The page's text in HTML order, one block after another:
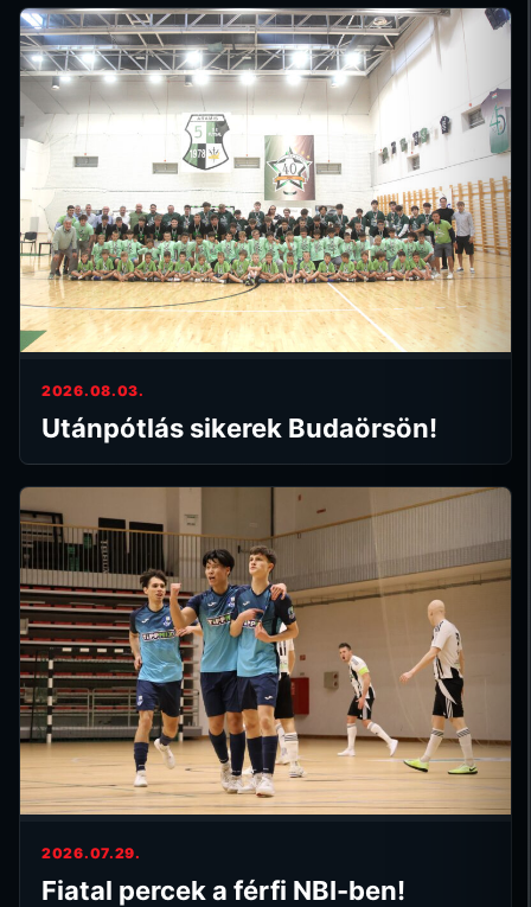
2026.08.03.
Utánpótlás sikerek Budaörsön!
2026.07.29.
Fiatal percek a férfi NBI-ben!